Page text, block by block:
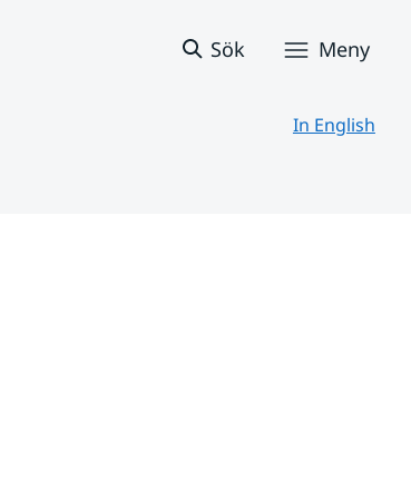
Sök Meny
In English